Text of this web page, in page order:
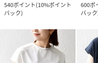
540ポイント(10%ポイント
バック)
600ポ
バック